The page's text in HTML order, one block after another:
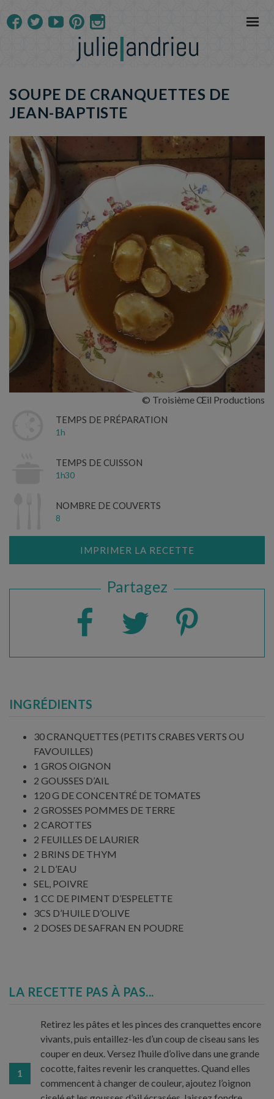
SOUPE DE CRANQUETTES DE
JEAN-BAPTISTE
© Troisième Œil Productions
TEMPS DE PRÉPARATION
1h
TEMPS DE CUISSON
1h30
NOMBRE DE COUVERTS
8
IMPRIMER LA RECETTE
Partagez
INGRÉDIENTS
30 CRANQUETTES (PETITS CRABES VERTS OU
FAVOUILLES)
1 GROS OIGNON
2 GOUSSES D’AIL
120 G DE CONCENTRÉ DE TOMATES
2 GROSSES POMMES DE TERRE
2 CAROTTES
2 FEUILLES DE LAURIER
2 BRINS DE THYM
2 L D’EAU
SEL, POIVRE
1 CC DE PIMENT D’ESPELETTE
3CS D’HUILE D’OLIVE
2 DOSES DE SAFRAN EN POUDRE
LA RECETTE PAS À PAS...
1
Retirez les pâtes et les pinces des cranquettes encore
vivants, puis entaillez-les d’un coup de ciseau sans les
couper en deux. Versez l’huile d’olive dans une grande
cocotte, faites revenir les cranquettes. Quand elles
commencent à changer de couleur, ajoutez l’oignon